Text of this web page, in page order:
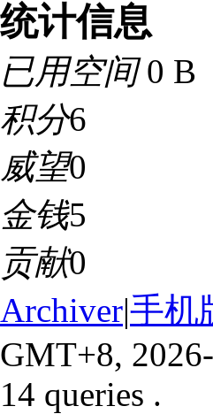
统计信息
已用空间0 B
积分6
威望0
金钱5
贡献0
Archiver|手机
GMT+8,
14 queries .